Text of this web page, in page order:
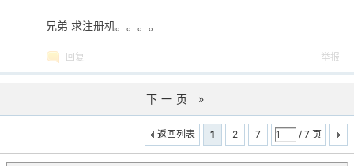
兄弟 求注册机。。。。
回复 举报
下一页 »
1 2 7 / 7 页
返回列表